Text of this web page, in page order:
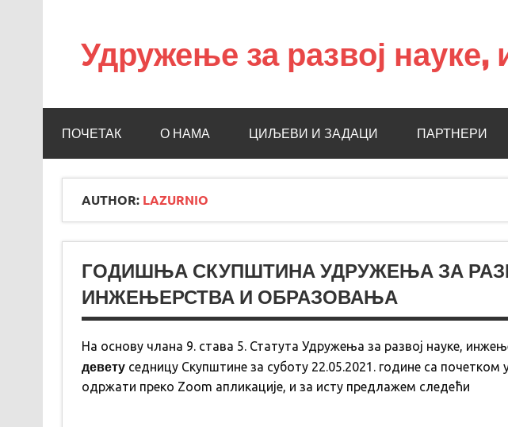
Удружење за развој
ПОЧЕТАК О НАМА ЦИЉЕВИ И ЗАДАЦИ ПАРТНЕРИ
AUTHOR: LAZURNIO
ГОДИШЊА СКУПШТИНА УДРУЖЕЊА ЗА
ИНЖЕЊЕРСТВА И ОБРАЗОВАЊА
На основу члана 9. става 5. Статута Удружења за развој науке,
деветуседницу Скупштине за суботу 22.05.2021. године са почетком
одржати преко Zoom апликације, и за исту предлажем следећи